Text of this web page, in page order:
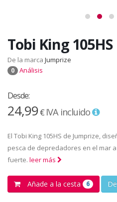
Tobi King 105HS
De la marca Jumprize
0 Análisis
Desde:
24,99€ IVA incluido
El Tobi King 105HS de Jumprize,
pesca de depredadores en el mar
fuerte. leer más
Añade a la cesta 6